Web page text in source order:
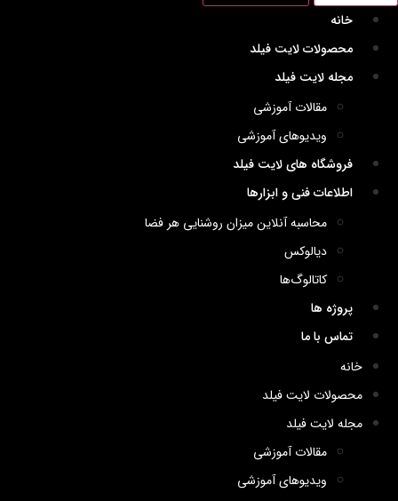
خانه
محصولات لایت فیلد
مجله لایت فیلد
مقالات آموزشی
ویدیوهای آموزشی
فروشگاه های لایت فیلد
اطلاعات فنی و ابزارها
محاسبه آنلاین میزان روشنایی هر فضا
دیالوکس
کاتالوگ‌ها
پروژه ها
تماس با ما
خانه
محصولات لایت فیلد
مجله لایت فیلد
مقالات آموزشی
ویدیوهای آموزشی